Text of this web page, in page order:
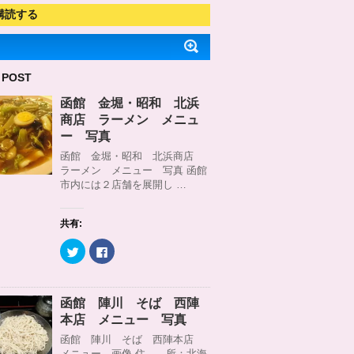
読する
函館 金堀・昭和 北浜
商店 ラーメン メニュ
ー 写真
函館 金堀・昭和 北浜商店
ラーメン メニュー 写真 函館
市内には２店舗を展開し …
共有:
ク
リ
し
て
T
w
i
t
F
a
b
o
o
k
で
共
有
函館 陣川 そば 西陣
本店 メニュー 写真
函館 陣川 そば 西陣本店